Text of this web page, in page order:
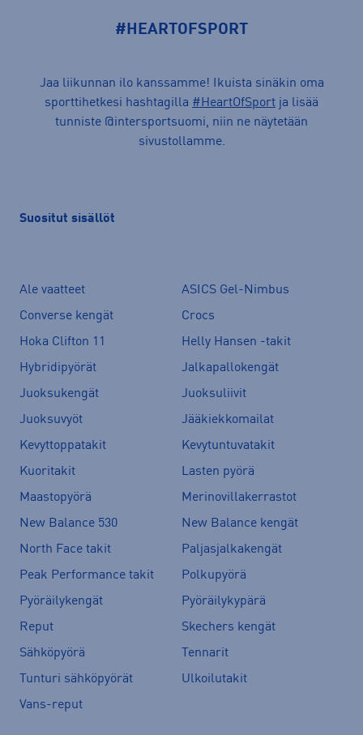
#HEARTOFSPORT
Jaa liikunnan ilo kanssamme! Ikuista sinäkin oma
sporttihetkesi hashtagilla #HeartOfSport ja lisää
tunniste @intersportsuomi, niin ne näytetään
sivustollamme.
Suositut sisällöt
Ale vaatteet
ASICS Gel-Nimbus
Converse kengät
Crocs
Hoka Clifton 11
Helly Hansen -takit
Hybridipyörät
Jalkapallokengät
Juoksukengät
Juoksuliivit
Juoksuvyöt
Jääkiekkomailat
Kevyttoppatakit
Kevytuntuvatakit
Kuoritakit
Lasten pyörä
Maastopyörä
Merinovillakerrastot
New Balance 530
New Balance kengät
North Face takit
Paljasjalkakengät
Peak Performance takit
Polkupyörä
Pyöräilykengät
Pyöräilykypärä
Reput
Skechers kengät
Sähköpyörä
Tennarit
Tunturi sähköpyörät
Ulkoilutakit
Vans-reput